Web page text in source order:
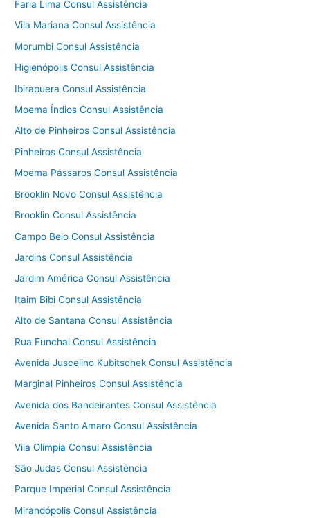
Faria Lima Consul Assistência
Vila Mariana Consul Assistência
Morumbi Consul Assistência
Higienópolis Consul Assistência
Ibirapuera Consul Assistência
Moema Índios Consul Assistência
Alto de Pinheiros Consul Assistência
Pinheiros Consul Assistência
Moema Pássaros Consul Assistência
Brooklin Novo Consul Assistência
Brooklin Consul Assistência
Campo Belo Consul Assistência
Jardins Consul Assistência
Jardim América Consul Assistência
Itaim Bibi Consul Assistência
Alto de Santana Consul Assistência
Rua Funchal Consul Assistência
Avenida Juscelino Kubitschek Consul Assistência
Marginal Pinheiros Consul Assistência
Avenida dos Bandeirantes Consul Assistência
Avenida Santo Amaro Consul Assistência
Vila Olímpia Consul Assistência
São Judas Consul Assistência
Parque Imperial Consul Assistência
Mirandópolis Consul Assistência